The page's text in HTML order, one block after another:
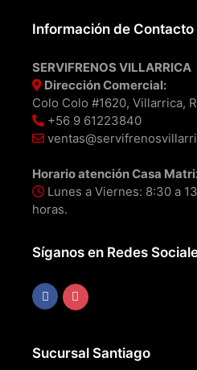
Información de Contacto
SERVIFRENOS VILLARRICA
Dirección Comercial:
Colo Colo #1620, Villarrica,
+56 9 61223840
Horario atención Casa
Lunes a Viernes: 8:30 a
horas.
Síganos en Redes
Sucursal Santiago